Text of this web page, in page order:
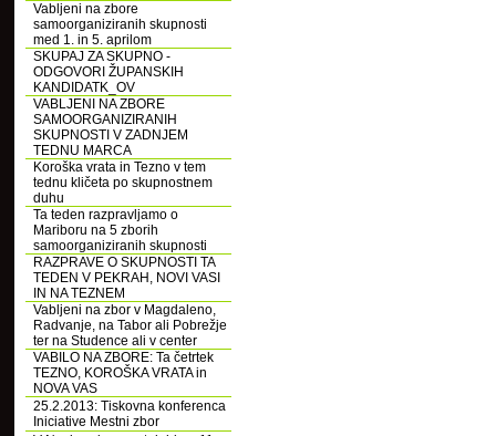
Vabljeni na zbore
samoorganiziranih skupnosti
med 1. in 5. aprilom
SKUPAJ ZA SKUPNO -
ODGOVORI ŽUPANSKIH
KANDIDATK_OV
VABLJENI NA ZBORE
SAMOORGANIZIRANIH
SKUPNOSTI V ZADNJEM
TEDNU MARCA
Koroška vrata in Tezno v tem
tednu kličeta po skupnostnem
duhu
Ta teden razpravljamo o
Mariboru na 5 zborih
samoorganiziranih skupnosti
RAZPRAVE O SKUPNOSTI TA
TEDEN V PEKRAH, NOVI VASI
IN NA TEZNEM
Vabljeni na zbor v Magdaleno,
Radvanje, na Tabor ali Pobrežje
ter na Studence ali v center
VABILO NA ZBORE: Ta četrtek
TEZNO, KOROŠKA VRATA in
NOVA VAS
25.2.2013: Tiskovna konferenca
Iniciative Mestni zbor